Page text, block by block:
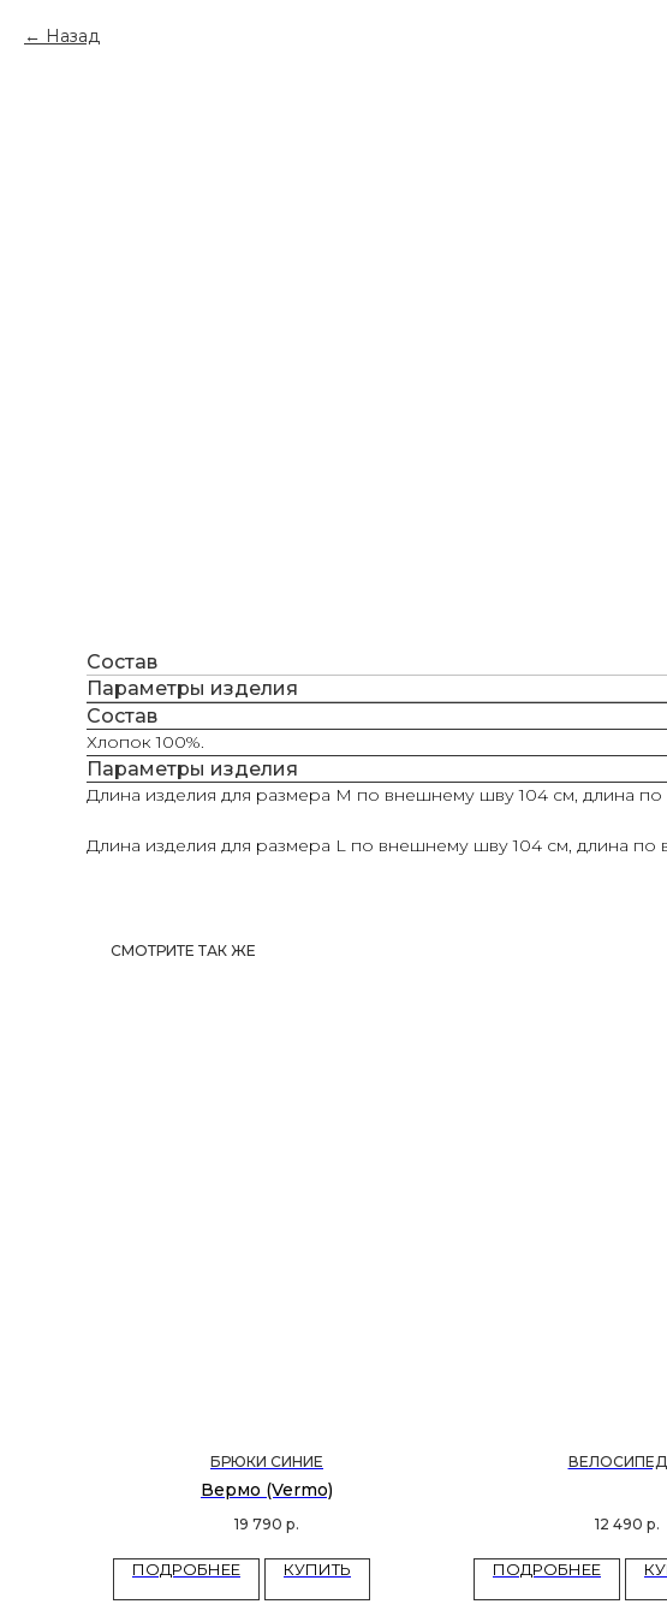
Назад
Состав
Параметры изделия
Состав
Хлопок 100%.
Параметры изделия
Длина изделия для размера М по внешнему шву 104 см, длина
Длина изделия для размера L по внешнему шву 104 см, длина
СМОТРИТЕ ТАК ЖЕ
БРЮКИ СИНИЕ
Вермо (Vermo)
19 790 р.
ПОДРОБНЕЕ КУПИТЬ
12 490 р.
ПОДРОБНЕЕ